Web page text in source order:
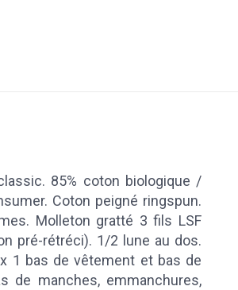
85% coton biologique /
Coton peigné ringspun.
Molleton gratté 3 fils LSF
pré-rétréci). 1/2 lune au dos.
1 bas de vêtement et bas de
de manches, emmanchures,